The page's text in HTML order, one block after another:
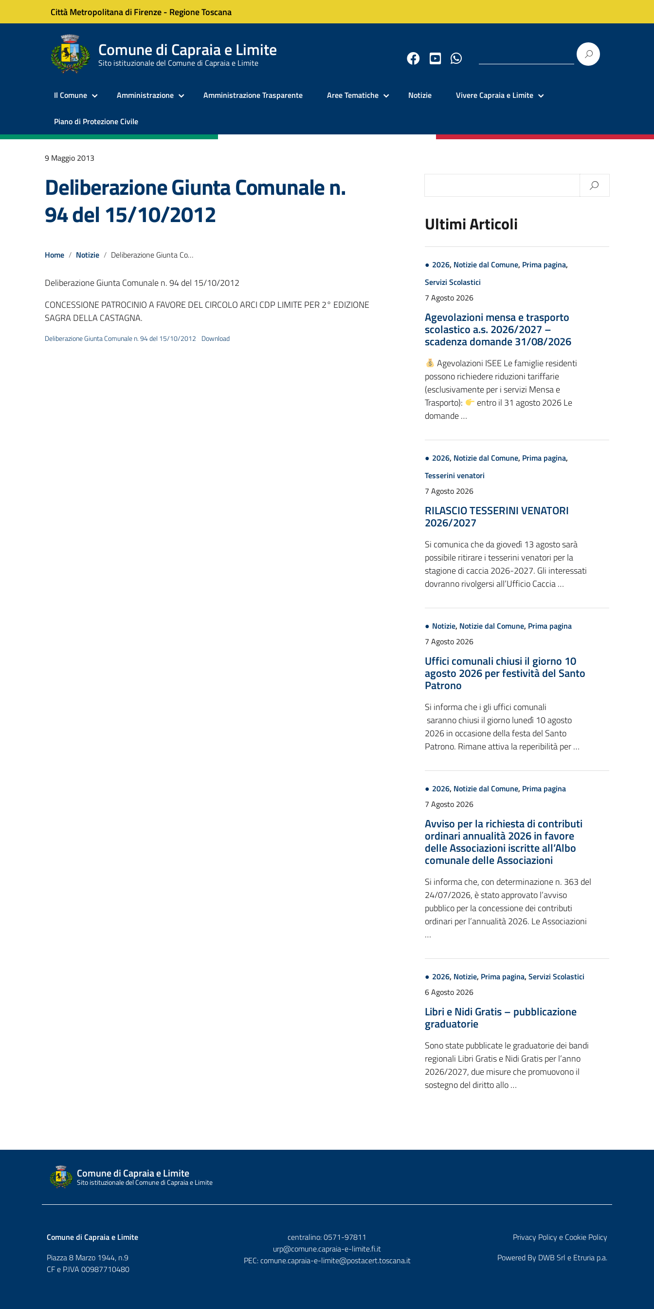
Città Metropolitana di Firenze- Regione Toscana
Comune di Capraia e Limite
Sito istituzionale del Comune di Capraia e Limite
Il Comune Amministrazione Amministrazione Trasparente Aree Tematiche Notizie Vivere Capraia e Limite
Piano di Protezione Civile
9 Maggio 2013
Deliberazione Giunta Comunale n.
94 del 15/10/2012
Home Notizie Deliberazione Giunta Comunale n. 94 del 15/10/2012
Deliberazione Giunta Comunale n. 94 del 15/10/2012
CONCESSIONE PATROCINIO A FAVORE DEL CIRCOLO ARCI CDP LIMITE PER 2° EDIZIONE
SAGRA DELLA CASTAGNA.
Deliberazione Giunta Comunale n. 94 del 15/10/2012 Download
Ultimi Articoli
2026, Notizie dal Comune, Prima pagina,
Servizi Scolastici
7 Agosto 2026
Agevolazioni mensa e trasporto
scolastico a.s. 2026/2027 –
scadenza domande 31/08/2026
Agevolazioni ISEE Le famiglie residenti
possono richiedere riduzioni tariffarie
(esclusivamente per i servizi Mensa e
Trasporto):
entro il 31 agosto 2026 Le
domande …
2026, Notizie dal Comune, Prima pagina,
Tesserini venatori
7 Agosto 2026
RILASCIO TESSERINI VENATORI
2026/2027
Si comunica che da giovedì 13 agosto sarà
possibile ritirare i tesserini venatori per la
stagione di caccia 2026-2027. Gli interessati
dovranno rivolgersi all’Ufficio Caccia …
Notizie, Notizie dal Comune, Prima pagina
7 Agosto 2026
Uffici comunali chiusi il giorno 10
agosto 2026 per festività del Santo
Patrono
Si informa che i gli uffici comunali
saranno chiusi il giorno lunedì 10 agosto
2026 in occasione della festa del Santo
Patrono. Rimane attiva la reperibilità per …
2026, Notizie dal Comune, Prima pagina
7 Agosto 2026
Avviso per la richiesta di contributi
ordinari annualità 2026 in favore
delle Associazioni iscritte all’Albo
comunale delle Associazioni
Si informa che, con determinazione n. 363 del
24/07/2026, è stato approvato l’avviso
pubblico per la concessione dei contributi
ordinari per l’annualità 2026. Le Associazioni
…
2026, Notizie, Prima pagina,Servizi Scolastici
6 Agosto 2026
Libri e Nidi Gratis – pubblicazione
graduatorie
Sono state pubblicate le graduatorie dei bandi
regionali Libri Gratis e Nidi Gratis per l’anno
2026/2027, due misure che promuovono il
sostegno del diritto allo …
Comune di Capraia e Limite
Sito istituzionale del Comune di Capraia e Limite
Comune di Capraia e Limite
Piazza 8 Marzo 1944, n.9
CF e P.IVA 00987710480
centralino: 0571-97811
urp@comune.capraia-e-limite.fi.it
PEC:comune.capraia-e-limite@postacert.toscana.it
Privacy Policy e Cookie Policy
Powered By DWB Srl e Etruria p.a.